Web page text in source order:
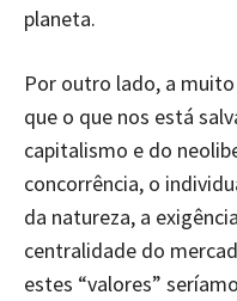
planeta.
Por outro lado, a
que o que nos está
capitalismo e do
concorrência, o
da natureza, a
centralidade do
estes “valores”